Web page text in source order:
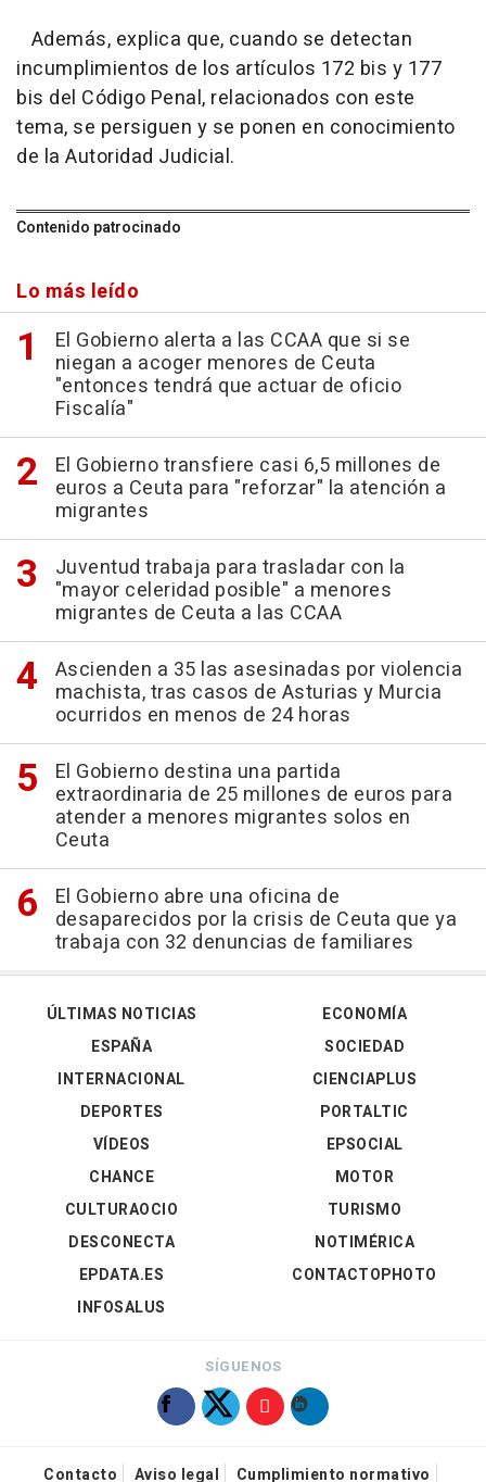
Además, explica que, cuando se detectan
incumplimientos de los artículos 172 bis y 177
bis del Código Penal, relacionados con este
tema, se persiguen y se ponen en conocimiento
de la Autoridad Judicial.
Contenido patrocinado
Lo más leído
El Gobierno alerta a las CCAA que si se
niegan a acoger menores de Ceuta
"entonces tendrá que actuar de oficio
Fiscalía"
El Gobierno transfiere casi 6,5 millones de
euros a Ceuta para "reforzar" la atención a
migrantes
Juventud trabaja para trasladar con la
"mayor celeridad posible" a menores
migrantes de Ceuta a las CCAA
Ascienden a 35 las asesinadas por violencia
machista, tras casos de Asturias y Murcia
ocurridos en menos de 24 horas
El Gobierno destina una partida
extraordinaria de 25 millones de euros para
atender a menores migrantes solos en
Ceuta
El Gobierno abre una oficina de
desaparecidos por la crisis de Ceuta que ya
trabaja con 32 denuncias de familiares
ÚLTIMAS NOTICIAS
ESPAÑA
INTERNACIONAL
DEPORTES
VÍDEOS
ECONOMÍA
SOCIEDAD
CIENCIAPLUS
PORTALTIC
EPSOCIAL
CHANCE
CULTURAOCIO
DESCONECTA
EPDATA.ES
INFOSALUS
MOTOR
TURISMO
NOTIMÉRICA
CONTACTOPHOTO
SÍGUENOS
Contacto Aviso legal Cumplimiento normativo